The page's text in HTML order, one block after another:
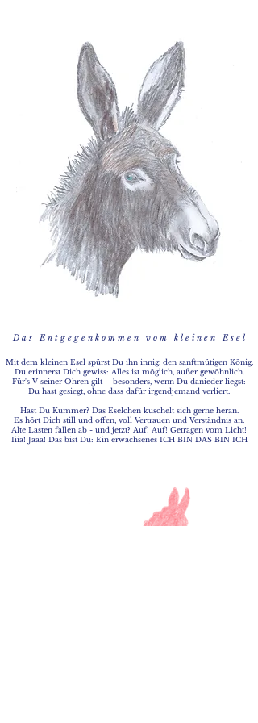
D a s E n t g e g e n k o m m e n v o m k l e i n e n E s e l
Mit dem kleinen Esel spürst Du ihn innig, den sanftmütigen König.
Du erinnerst Dich gewiss: Alles ist möglich, außer gewöhnlich.
Für's V seiner Ohren gilt – besonders, wenn Du danieder liegst:
Du hast gesiegt, ohne dass dafür irgendjemand verliert.
Hast Du Kummer? Das Eselchen kuschelt sich gerne heran.
Es hört Dich still und offen, voll Vertrauen und Verständnis an.
Alte Lasten fallen ab - und jetzt? Auf! Auf! Getragen vom Licht!
Iiia! Jaaa! Das bist Du: Ein erwachsenes ICH BIN DAS BIN ICH